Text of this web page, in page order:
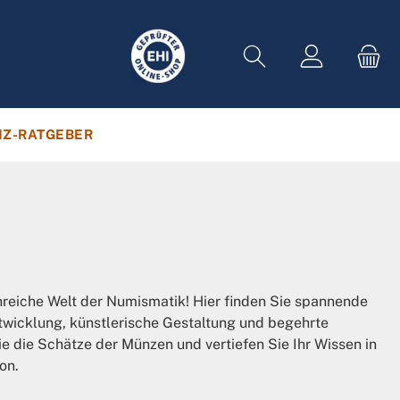
RATGEBER
Welt der Numismatik! Hier finden Sie spannende
künstlerische Gestaltung und begehrte
die Schätze der Münzen und vertiefen Sie Ihr Wissen in